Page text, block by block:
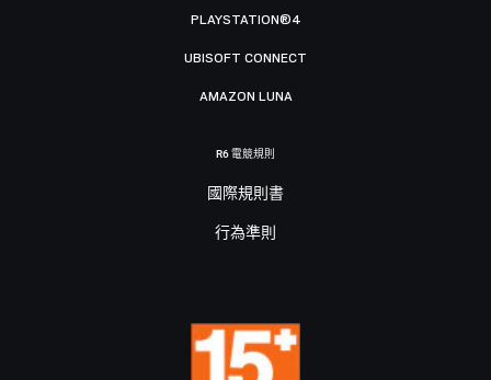
PLAYSTATION®4
UBISOFT CONNECT
AMAZON LUNA
R6 電競規則
國際規則書
行為準則